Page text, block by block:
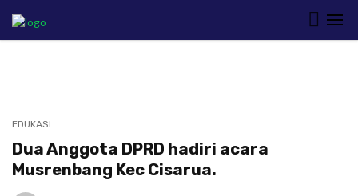
EDUKASI
Dua Anggota DPRD hadiri acara
Musrenbang Kec Cisarua.